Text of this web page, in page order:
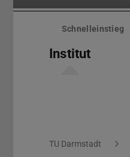
Menü
überspringenSchnelleinstieg
Institut
Sie befinden sich
TU Darmstadt